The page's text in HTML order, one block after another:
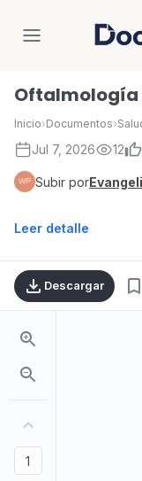
Oftalmología
Inicio›Documentos›
Jul 7, 2026 12
Subir por
Leer detalle
Descargar